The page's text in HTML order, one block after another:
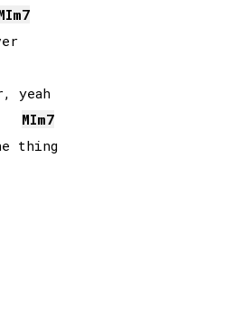
m7
yeah
MIm7
thing